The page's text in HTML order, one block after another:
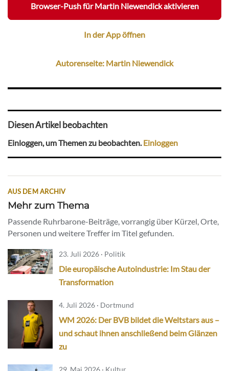
Browser-Push für Martin Niewendick aktivieren
In der App öffnen
Autorenseite: Martin Niewendick
Diesen Artikel beobachten
Einloggen, um Themen zu beobachten.Einloggen
AUS DEM ARCHIV
Mehr zum Thema
Passende Ruhrbarone-Beiträge, vorrangig über Kürzel, Orte,
Personen und weitere Treffer im Titel gefunden.
23. Juli 2026 · Politik
Die europäische Autoindustrie: Im Stau der
Transformation
4. Juli 2026 · Dortmund
WM 2026: Der BVB bildet die Weltstars aus –
und schaut ihnen anschließend beim Glänzen
zu
29. Mai 2026 · Kultur